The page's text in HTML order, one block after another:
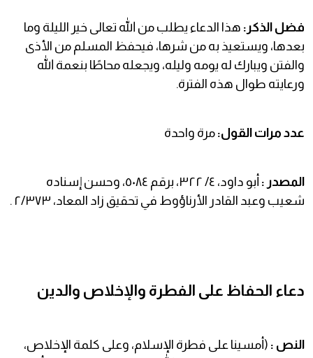
فضل الذكر: هذا الدعاء يطلب من الله تعالى خير الليلة وما
بعدها، ويستعيذ به من شرها، فيحفظ المسلم من الأذى
والفتن ويبارك له يومه وليله، ويجعله محاطًا بنعمة الله
ورعايته طوال هذه الفترة.
عدد مرات القول: مرة واحدة
المصدر :
أبو داود، ٤/ ٣٢٢، برقم ٥٠٨٤، وحسن إسناده
شعيب وعبد القادر الأرناؤوط في تحقيق زاد المعاد، ٢/٣٧٣ .
دعاء الحفاظ على الفطرة والإخلاص والدين
النص : (أمسينا على فطرة الإسلام، وعلى كلمة الإخلاص،